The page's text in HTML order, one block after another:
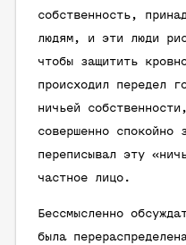
собственность,
людям, и эти люди
чтобы защитить
происходил передел
ничьей
совершенно спокойно
переписывал эту
частное лицо.
Бессмысленно
была